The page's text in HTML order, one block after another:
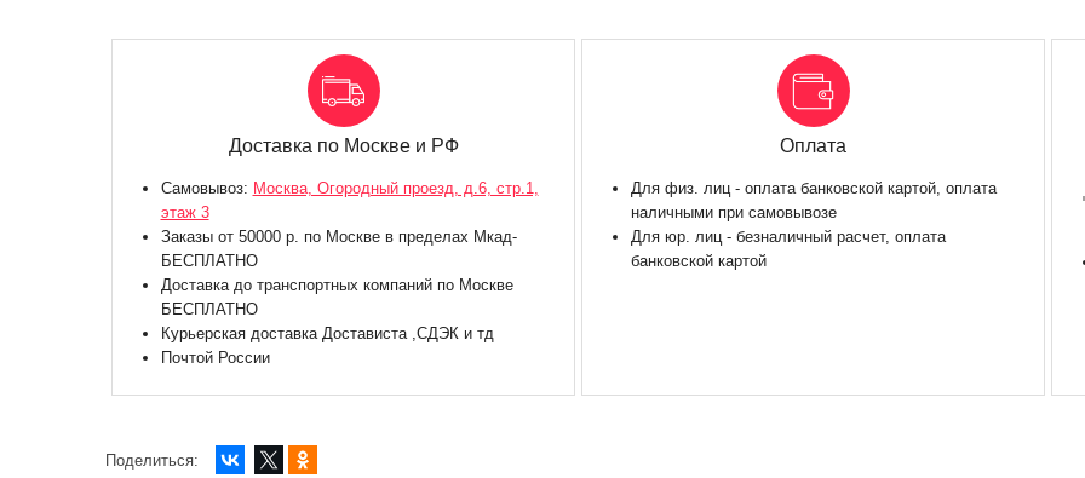
Доставка по Москве и РФ
Самовывоз: Москва, Огородный проезд, д.6, стр.1,
этаж 3
Заказы от 50000 р. по Москве в пределах Мкад-
БЕСПЛАТНО
Доставка до транспортных компаний по Москве
БЕСПЛАТНО
Курьерская доставка Достависта ,СДЭК и тд
Почтой России
Оплата
Для физ. лиц - оплата банковской картой, оплата
наличными при самовывозе
Для юр. лиц - безналичный расчет, оплата
банковской картой
Поделиться: